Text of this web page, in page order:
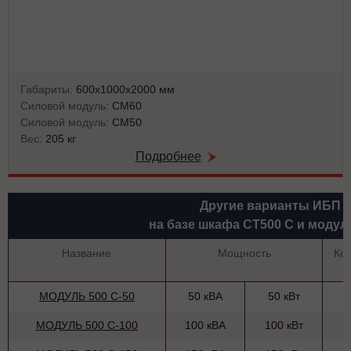
Габариты: 600х1000х2000 мм
Силовой модуль: СМ60
Силовой модуль: СМ50
Вес: 205 кг
Подробнее
Другие варианты ИБП
на базе шкафа СТ500 С и
Название Мощность
МОДУЛЬ 500 С-50 50 кВА 50 кВт
МОДУЛЬ 500 С-100 100 кВА 100 кВт